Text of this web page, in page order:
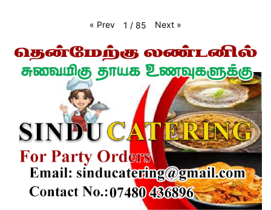
« Prev 1 / 85 Next »